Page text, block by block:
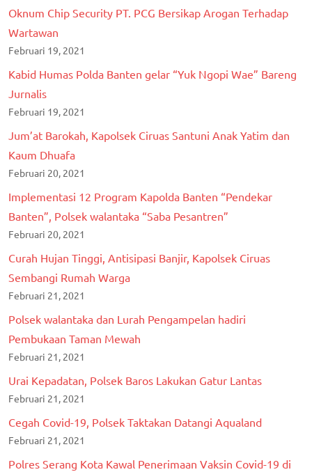
Oknum Chip Security PT. PCG Bersikap Arogan Terhadap
Wartawan
Februari 19, 2021
Kabid Humas Polda Banten gelar “Yuk Ngopi Wae” Bareng
Jurnalis
Februari 19, 2021
Jum’at Barokah, Kapolsek Ciruas Santuni Anak Yatim dan
Kaum Dhuafa
Februari 20, 2021
Implementasi 12 Program Kapolda Banten “Pendekar
Banten”, Polsek walantaka “Saba Pesantren”
Februari 20, 2021
Curah Hujan Tinggi, Antisipasi Banjir, Kapolsek Ciruas
Sembangi Rumah Warga
Februari 21, 2021
Polsek walantaka dan Lurah Pengampelan hadiri
Pembukaan Taman Mewah
Februari 21, 2021
Urai Kepadatan, Polsek Baros Lakukan Gatur Lantas
Februari 21, 2021
Cegah Covid-19, Polsek Taktakan Datangi Aqualand
Februari 21, 2021
Polres Serang Kota Kawal Penerimaan Vaksin Covid-19 di